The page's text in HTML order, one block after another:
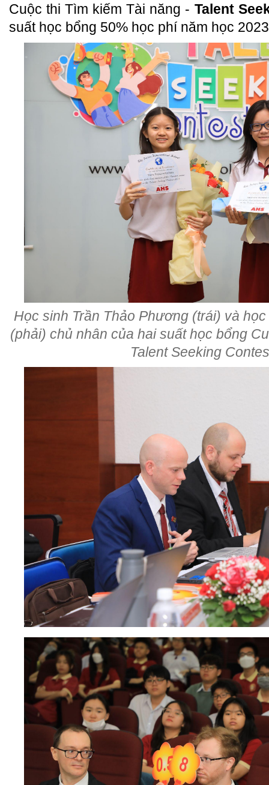
Cuộc thi Tìm kiếm Tài năng - Talent
suất học bổng 50% học phí năm học
Học sinh Trần Thảo Phương (trái) và
(phải) chủ nhân của hai suất học bổng
Talent Seeking